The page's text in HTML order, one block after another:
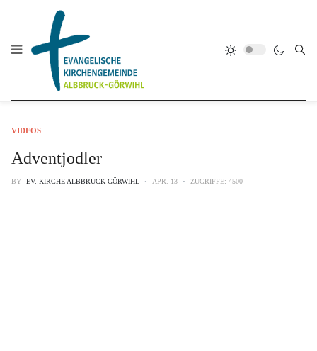
VIDEOS
Adventjodler
BY EV. KIRCHE ALBBRUCK-GÖRWIHL APR. 13 ZUGRIFFE: 4500